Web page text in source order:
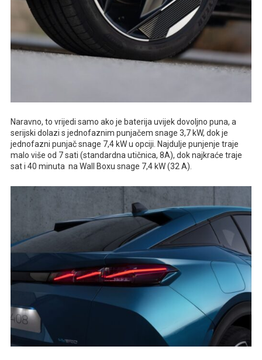
Naravno, to vrijedi samo ako je baterija uvijek dovoljno puna, a
serijski dolazi s jednofaznim punjačem snage 3,7 kW, dok je
jednofazni punjač snage 7,4 kW u opciji. Najdulje punjenje traje
malo više od 7 sati (standardna utičnica, 8A), dok najkraće traje
sat i 40 minuta na Wall Boxu snage 7,4 kW (32 A).